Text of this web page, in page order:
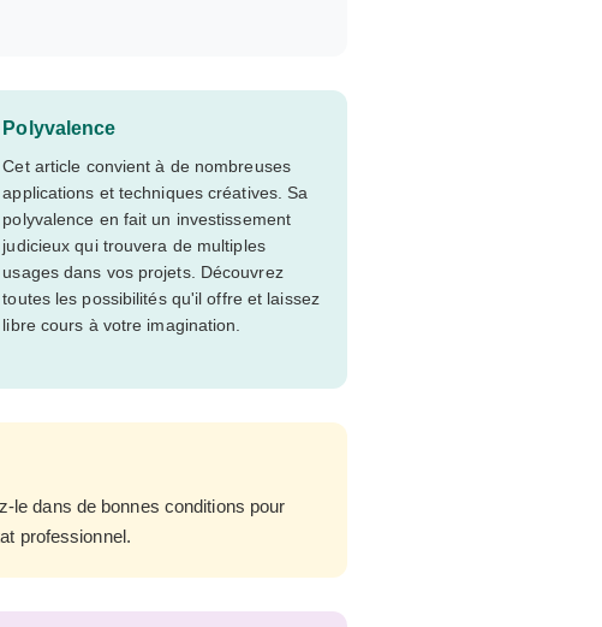
Polyvalence
Cet article convient à de nombreuses
applications et techniques créatives. Sa
polyvalence en fait un investissement
judicieux qui trouvera de multiples
usages dans vos projets. Découvrez
toutes les possibilités qu'il offre et laissez
libre cours à votre imagination.
le dans de bonnes conditions pour
professionnel.